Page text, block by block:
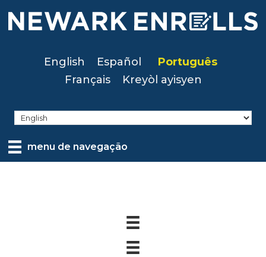
Skip
English Español
Português
Français
Kreyòl ayisyen
menu de navegação